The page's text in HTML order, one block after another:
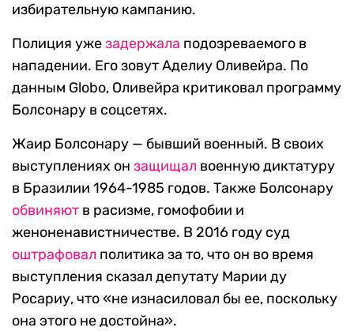
избирательную кампанию.
Полиция ужезадержала подозреваемого в
нападении. Его зовут Аделиу Оливейра. По
данным Globo, Оливейра критиковал программу
Болсонару в соцсетях.
Жаир Болсонару — бывший военный. В своих
выступлениях он защищал военную диктатуру
в Бразилии 1964-1985 годов. Также Болсонару
обвиняют в расизме, гомофобии и
женоненавистничестве. В 2016 году суд
оштрафовал политика за то, что он во время
выступления сказал депутату Марии ду
Росариу, что «не изнасиловал бы ее, поскольку
она этого не достойна».